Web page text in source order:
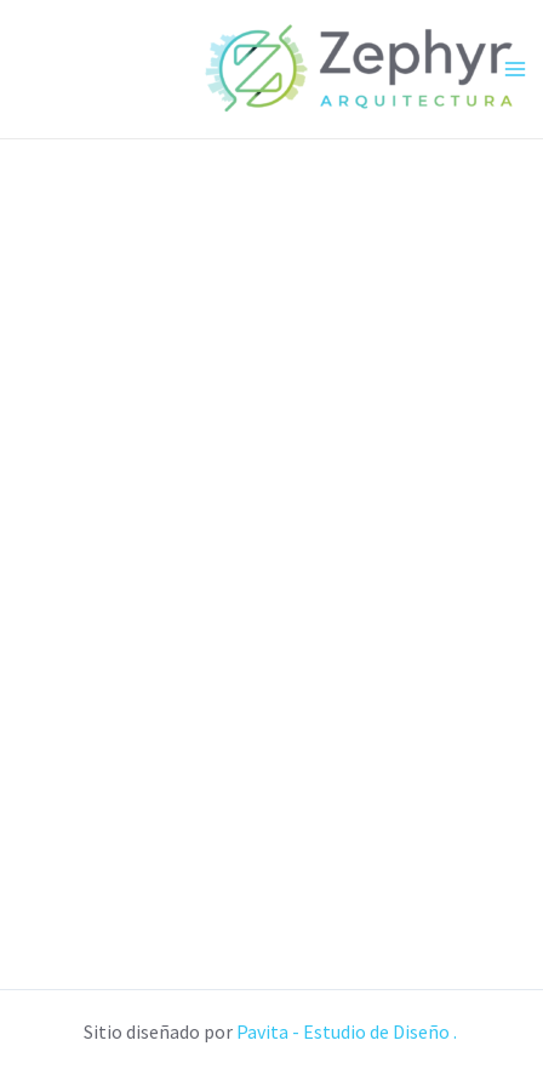
Sitio diseñado por Pavita - Estudio de Diseño .